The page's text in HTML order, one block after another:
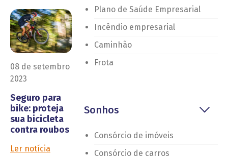
08 de setembro
2023
Seguro para
bike: proteja
sua bicicleta
contra roubos
Ler notícia
Plano de Saúde Empresarial
Incêndio empresarial
Caminhão
Frota
Sonhos
Consórcio de imóveis
Consórcio de carros